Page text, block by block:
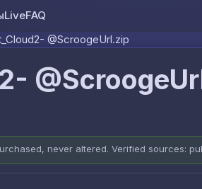
LiveFAQ
@ScroogeUrl.zip
never altered. Verified sources: